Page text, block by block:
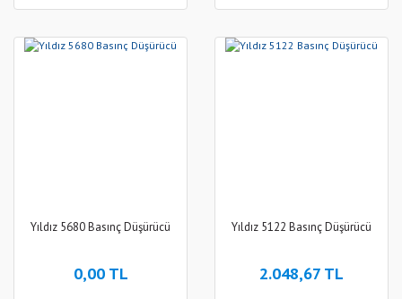
Yıldız 5680 Basınç Düşürücü
0,00 TL
Yıldız 5122 Basınç Düşürücü
2.048,67 TL